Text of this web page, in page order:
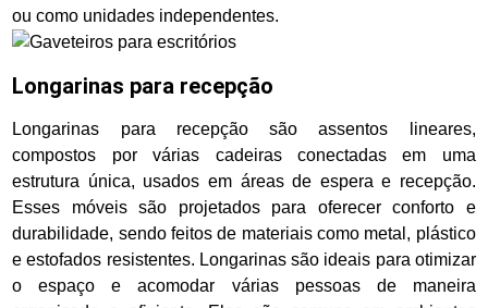
ou como unidades independentes.
Longarinas para recepção
Longarinas para recepção são assentos lineares,
compostos por várias cadeiras conectadas em uma
estrutura única, usados em áreas de espera e recepção.
Esses móveis são projetados para oferecer conforto e
durabilidade, sendo feitos de materiais como metal, plástico
e estofados resistentes. Longarinas são ideais para otimizar
o espaço e acomodar várias pessoas de maneira